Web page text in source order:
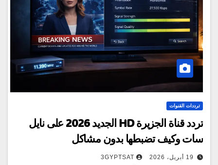
ترددات القنوات
تردد قناة الجزيرة HD الجديد 2026 على نايل
سات وكيف تضبطها بدون مشاكل
19 أبريل، 2026 3GYPTSAT